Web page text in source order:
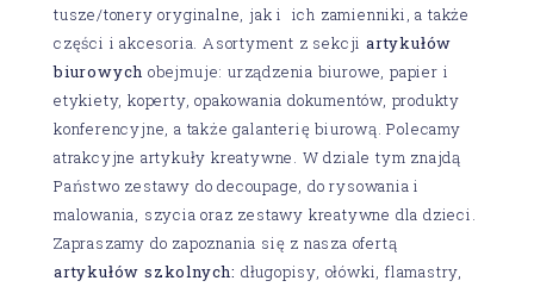
tusze/tonery oryginalne, jak i ich zamienniki, a także
części i akcesoria. Asortyment z sekcji artykułów
biurowych obejmuje: urządzenia biurowe, papier i
etykiety, koperty, opakowania dokumentów, produkty
konferencyjne, a także galanterię biurową. Polecamy
atrakcyjne artykuły kreatywne. W dziale tym znajdą
Państwo zestawy do decoupage, do rysowania i
malowania, szycia oraz zestawy kreatywne dla dzieci.
Zapraszamy do zapoznania się z nasza ofertą
artykułów szkolnych: długopisy, ołówki, flamastry,